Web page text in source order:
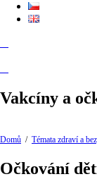
Vakcíny a
Domů / Témata zdraví a
Očkování